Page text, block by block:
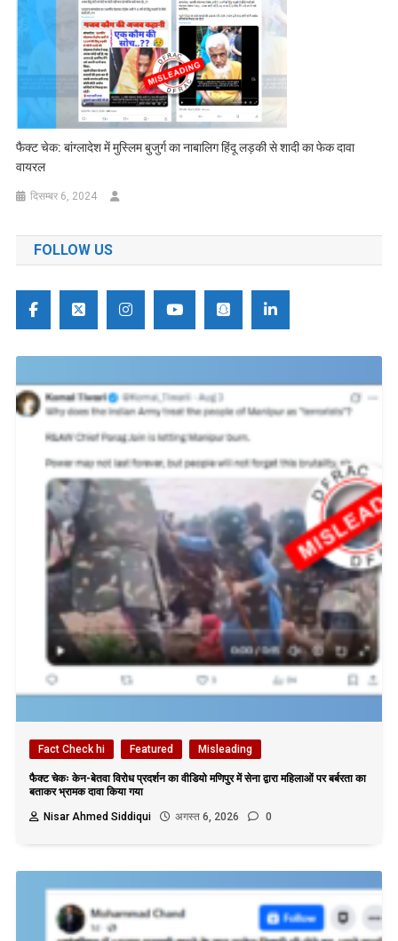
फैक्ट चेक: बांग्लादेश में मुस्लिम बुजुर्ग का नाबालिग हिंदू लड़की से शादी का फेक दावा
वायरल
दिसम्बर 6, 2024
FOLLOW US
Fact Check hi Featured Misleading
फैक्ट चेकः केन-बेतवा विरोध प्रदर्शन का वीडियो मणिपुर में सेना द्वारा महिलाओं पर बर्बरता का
बताकर भ्रामक दावा किया गया
Nisar Ahmed Siddiqui
अगस्त 6, 2026 0